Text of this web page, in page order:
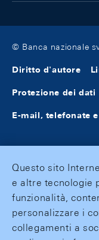
© Banca nazionale
Diritto d'autore
Protezione dei dati
E-mail, telefonate
Questo sito
e altre tecnologie
funzionalità,
personalizzare i
collegamenti a